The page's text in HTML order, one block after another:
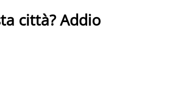
città? Addio